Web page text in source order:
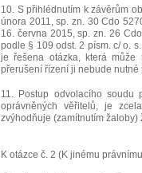
10. S přihlédnutím k závěrům
února 2011, sp. zn. 30 Cdo
16. června 2015, sp. zn. 26
podle § 109 odst. 2 písm. c/ o.
je řešena otázka, která může
přerušení řízení ji nebude
11. Postup odvolacího soudu
oprávněných věřitelů, je
zvýhodňuje (zamítnutím žaloby)
K otázce č. 2 (K jinému